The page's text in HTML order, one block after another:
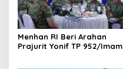
Menhan RI Beri Arahan
Prajurit Yonif TP 952/Imam